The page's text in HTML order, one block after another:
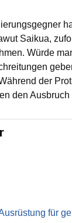
Saikua,
Würde
der
den
für